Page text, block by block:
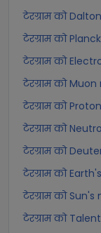
टेरग्राम को
टेरग्राम को
टेरग्राम को
टेरग्राम को
टेरग्राम को
टेरग्राम को
टेरग्राम को
टेरग्राम को
टेरग्राम को
टेरग्राम को